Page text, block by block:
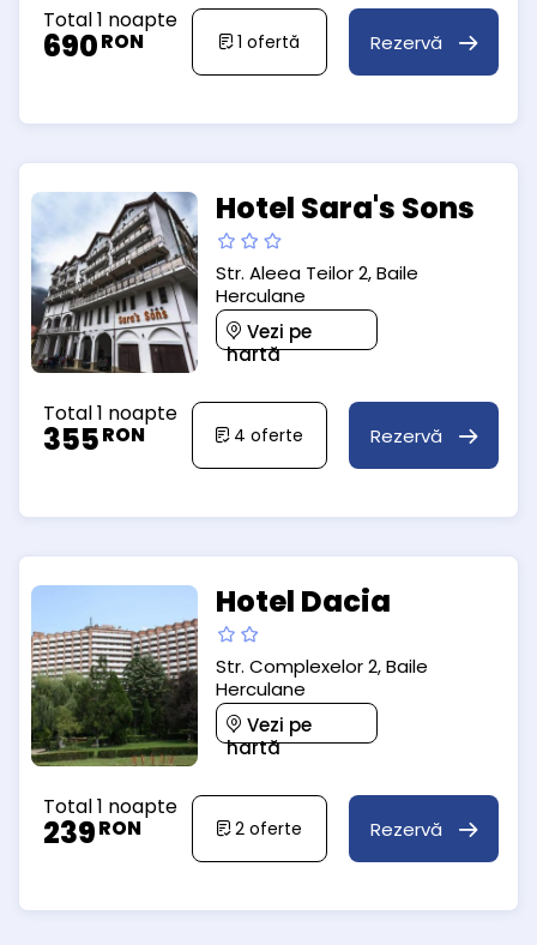
Total 1 noapte
690RON 1 ofertă Rezervă
Hotel Sara's Sons
Str. Aleea Teilor 2, Baile
Herculane
Vezi pe
hartă
Total 1 noapte
355RON 4 oferte Rezervă
Hotel Dacia
Str. Complexelor 2, Baile
Herculane
Vezi pe
hartă
Total 1 noapte
239RON 2 oferte Rezervă